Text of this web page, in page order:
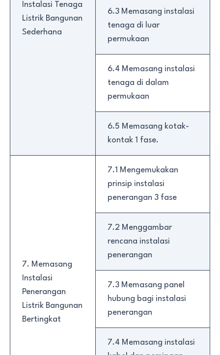
Instalasi Tenaga
Listrik Bangunan
Sederhana
6.3 Memasang instalasi
tenaga di luar
permukaan
6.4 Memasang instalasi
tenaga di dalam
permukaan
6.5 Memasang kotak-
kontak 1 fase.
7. Memasang
Instalasi
Penerangan
Listrik Bangunan
Bertingkat
7.1 Mengemukakan
prinsip instalasi
penerangan 3 fase
7.2 Menggambar
rencana instalasi
penerangan
7.3 Memasang panel
hubung bagi instalasi
penerangan
7.4 Memasang instalasi